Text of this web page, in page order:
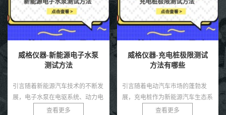
威格仪器-新能源电子水泵
测试方法
引言随着新能源汽车技术的不断发
展，电子水泵在电驱系统、动力电
池、热管理模块等环节中起着至关
查看更多
威格仪器-充电桩极限测试
方法有哪些
引言随着电动汽车市场的蓬勃发
展，充电桩作为新能源汽车生态系
统的核心基础设施，其性能和可靠
查看更多